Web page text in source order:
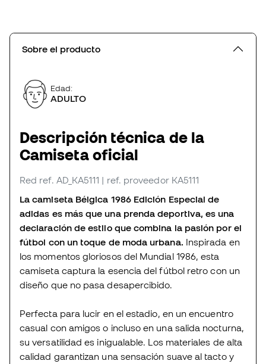
Sobre el producto
Edad:
ADULTO
Descripción técnica de la
Camiseta oficial
Red ref. AD_KA5111 | ref. proveedor KA5111
La camiseta Bélgica 1986 Edición Especial de
adidas es más que una prenda deportiva, es una
declaración de estilo que combina la pasión por el
fútbol con un toque de moda urbana. Inspirada en
los momentos gloriosos del Mundial 1986, esta
camiseta captura la esencia del fútbol retro con un
diseño que no pasa desapercibido.
Perfecta para lucir en el estadio, en un encuentro
casual con amigos o incluso en una salida nocturna,
su versatilidad es inigualable. Los materiales de alta
calidad garantizan una sensación suave al tacto y